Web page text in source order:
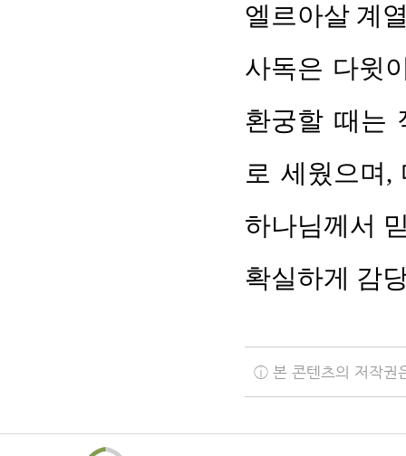
엘르아살 계
사독은 다윗
환궁할 때는
로 세웠으며,
하나님께서
확실하게 감
ⓘ 본 콘텐츠의 저작권